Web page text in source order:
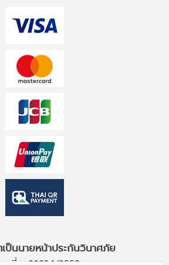
ป็นนายหน้าประกันวินาศภัย
เลขที่ ว00034/2559